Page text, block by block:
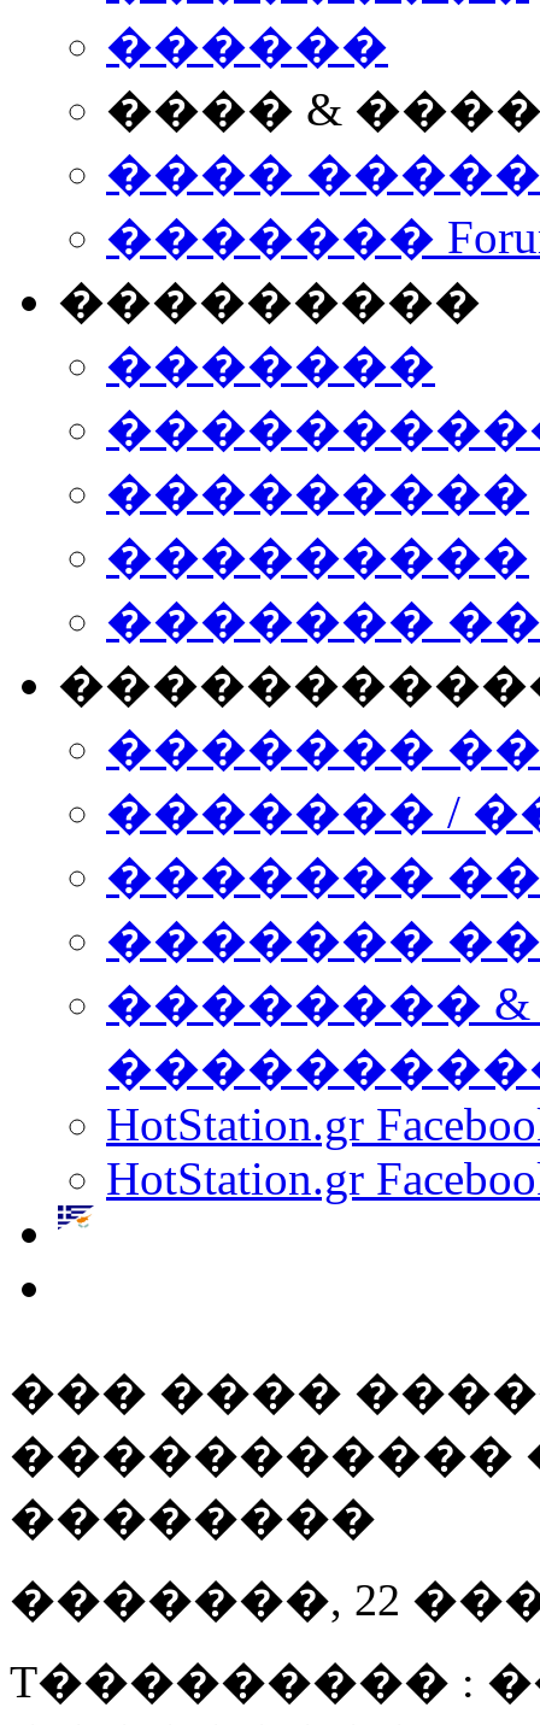
������
���� &
����
�������
���������
�������
���������
���������
�������
�������
������� /
�������
������� ���
��������
HotStation.gr
HotStation.gr
��� ����
�����������
��������
�������, 22 ���
T��������� :